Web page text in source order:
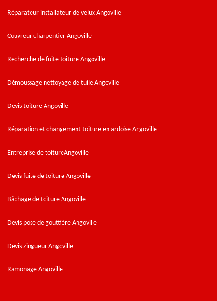
Réparateur installateur de velux Angoville
Couvreur charpentier Angoville
Recherche de fuite toiture Angoville
Démoussage nettoyage de tuile Angoville
Devis toiture Angoville
Réparation et changement toiture en ardoise Angoville
Entreprise de toitureAngoville
Devis fuite de toiture Angoville
Bâchage de toiture Angoville
Devis pose de gouttière Angoville
Devis zingueur Angoville
Ramonage Angoville